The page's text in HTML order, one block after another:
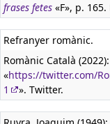
frases fetes «F», p.
Refranyer romànic.
Romànic Català (2022):
«https://twitter.com/
1
». Twitter.